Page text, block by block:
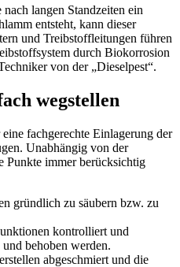
langen Standzeiten ein
entsteht, kann dieser
und Treibstoffleitungen führen
durch Biokorrosion
von der „Dieselpest“.
wegstellen
fachgerechte Einlagerung der
Unabhängig von der
Punkte immer berücksichtig
gründlich zu säubern bzw. zu
kontrolliert und
behoben werden.
abgeschmiert und die